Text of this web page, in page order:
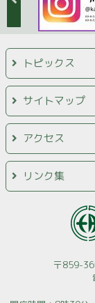
トピックス
サイトマップ
アクセス
リンク集
〒859-